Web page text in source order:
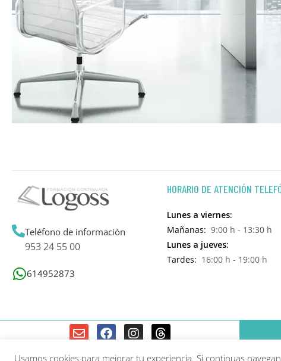
Teléfono de información
953 24 55 00
614952873
HORARIO DE ATENCIÓN
Lunes a viernes:
Mañanas: 9:00 h - 13:30 h
Lunes a jueves:
Tardes: 16:00 h - 19:00 h
Usamos cookies para mejorar tu experiencia. Si continuas